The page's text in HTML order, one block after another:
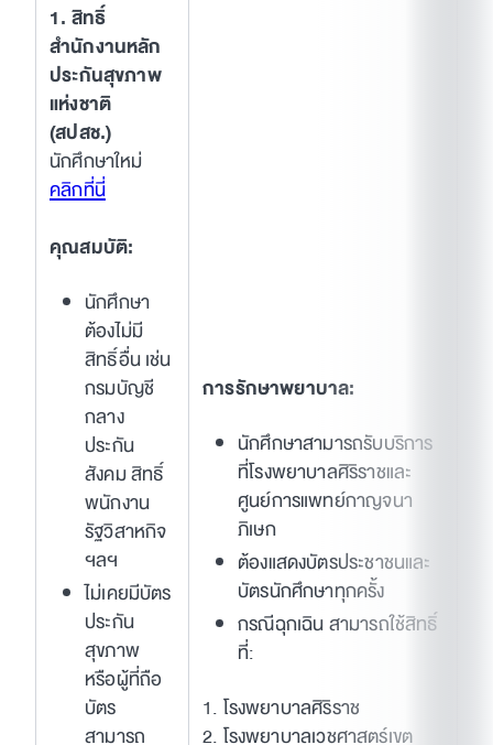
1. สิทธิ์
สำนักงานหลัก
ประกันสุขภาพ
แห่งชาติ
(สปสช.)
นักศึกษาใหม่
คลิกที่นี่
คุณสมบัติ:
นักศึกษา
ต้องไม่มี
สิทธิ์อื่น เช่น
กรมบัญชี
กลาง
ประกัน
สังคม สิทธิ์
พนักงาน
รัฐวิสาหกิจ
ฯลฯ
ไม่เคยมีบัตร
ประกัน
สุขภาพ
หรือผู้ที่ถือ
บัตร
สามารถ
การรักษาพยาบาล:
นักศึกษาสามารถรับบริการ
ที่โรงพยาบาลศิริราชและ
ศูนย์การแพทย์กาญจนา
ภิเษก
ต้องแสดงบัตรประชาชนและ
บัตรนักศึกษาทุกครั้ง
กรณีฉุกเฉิน สามารถใช้สิทธิ์
ที่:
1. โรงพยาบาลศิริราช
2. โรงพยาบาลเวชศาสตร์เขต